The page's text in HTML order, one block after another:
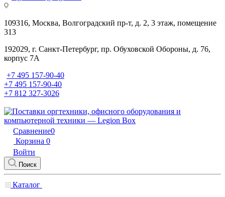
109316, Москва, Волгоградский пр-т, д. 2, 3 этаж, помещение
313
192029, г. Санкт-Петербург, пр. Обуховской Обороны, д. 76,
корпус 7А
+7 495 157-90-40
+7 495 157-90-40
+7 812 327-3026
Сравнение0
Корзина 0
Войти
Поиск
Каталог